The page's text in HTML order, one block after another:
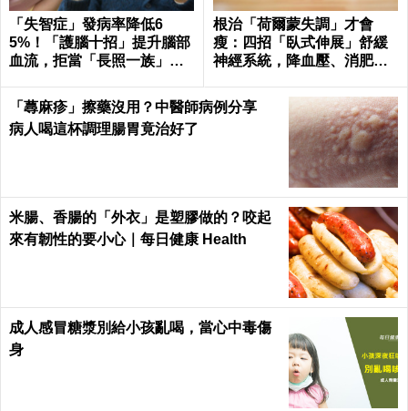
「失智症」發病率降低6
5%！「護腦十招」提升腦部
血流，拒當「長照一族」靠
根治「荷爾蒙失調」才會
瘦：四招「臥式伸展」舒緩
神經系統，降血壓、消肥胖
「蕁麻疹」擦藥沒用？中醫師病例分享
病人喝這杯調理腸胃竟治好了
米腸、香腸的「外衣」是塑膠做的？咬起
來有韌性的要小心｜每日健康 Health
成人感冒糖漿別給小孩亂喝，當心中毒傷
身